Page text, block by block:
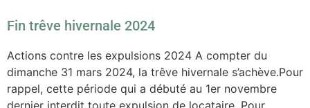
Fin trêve hivernale 2024
Actions contre les expulsions 2024 A compter du
dimanche 31 mars 2024, la trêve hivernale s’achève.Pour
rappel, cette période qui a débuté au 1er novembre
dernier interdit toute expulsion de locataire. Pour